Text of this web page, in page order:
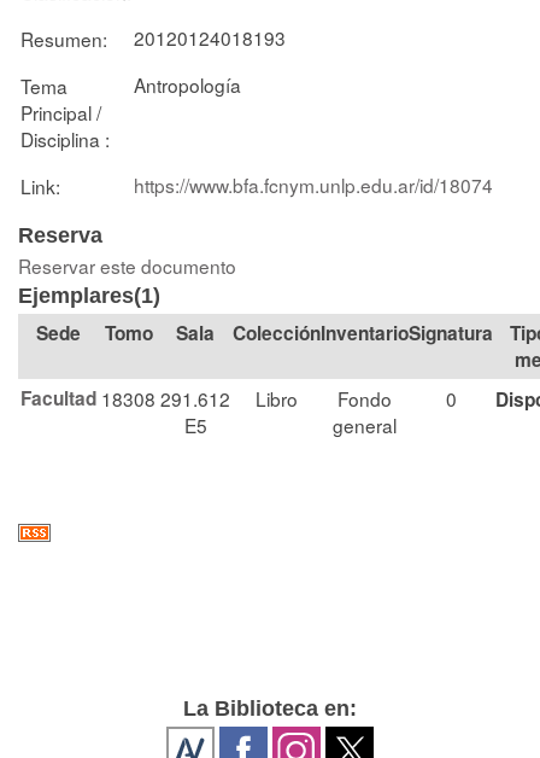
Resumen:
20120124018193
Tema
Principal /
Disciplina :
Antropología
Link: https://www.bfa.fcnym.unlp.edu.ar/id/18074
Reserva
Reservar este documento
Ejemplares(1)
Tomo Sala Colección Signatura
Facultad 18308 291.612
E5
Libro
Fondo
general
0
La Biblioteca en: